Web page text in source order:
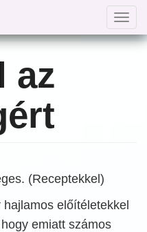
az
(Receptekkel)
előítéletekkel
emiatt számos